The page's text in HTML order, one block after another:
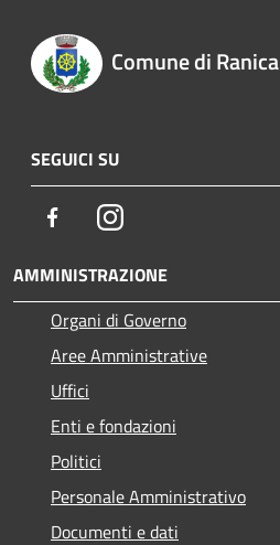
Comune di Ranica
SEGUICI SU
FacebookInstagram
AMMINISTRAZIONE
Organi di Governo
Aree Amministrative
Uffici
Enti e fondazioni
Politici
Personale Amministrativo
Documenti e dati